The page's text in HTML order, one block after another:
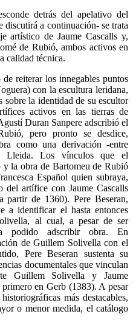
detrás del apelativo del
discutirá a continuación- se trata
artístico de Jaume Cascalls y,
de Rubió, ambos activos en
calidad técnica.
reiterar los innegables puntos
con la escultura leridana,
sobre la identidad de su escultor
activos en las tierras de
Duran Sanpere adscribió el
pero pronto se desdice,
como una derivación -entre
Lleida. Los vínculos que el
y la obra de Bartomeu de Rubió
Español quien subraya,
del artífice con Jaume Cascalls
partir de 1360). Pere Beseran,
a identificar el hasta entonces
al cual, a pesar de ser
podido adscribir obra. En
de Guillem Solivella con el
Pere Beseran sustenta su
documentales que vinculan
Guillem Solivella y Jaume
en Gerb (1383). A pesar
más destacables,
o menor medida, el catálogo